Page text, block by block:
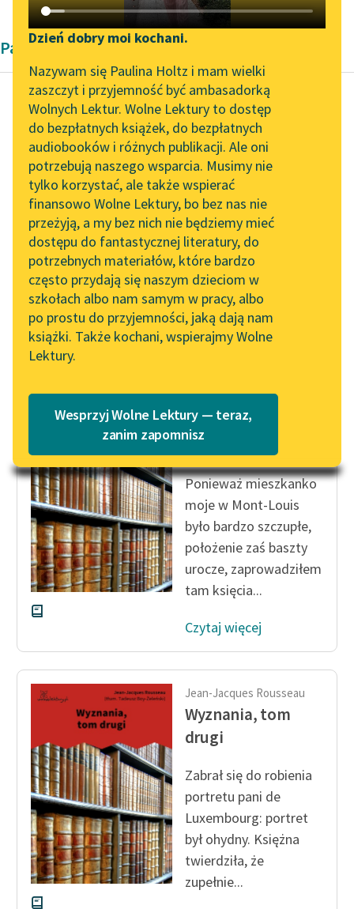
Katalog DAISY
Podkasty o książkach
Zgłoś brak utworu
Aktualności
Zapraszamy na spotkanie
online z tłumaczkami
literatury skandynawskiej
Spotkanie z Katarzyną
Tunkiel w Oslo
Wolne Lektury na 32.
Pol’and’Rock Festivalu
„Kochanek Lady
Chatterley” do słuchania
na Wolnych Lekturach
Nowy audiobook –
„Marzenie o Oriencie”
Lektury szkolne i klasyka
literatury do słuchania dla
uczennic i uczniów z
niepełnosprawnościami
E-kolekcja lektur
szkolnych i literatury do
słuchania dla uczennic i
uczniów z
Feministyczne inspiracje.
Popularyzacja
skandynawskiej literatury
feministycznej
Ręce pełne poezji
Kolekcje edukacyjne
twórców przechodzących
do domeny publicznej,
lektur szkolnych oraz
Starego Testamentu
Odkurzamy bohaterów
Narzędzia
Mapa Wolnych Lektur
Leśmianator
Przewodnik dla piszących i
czytających
API
OAI-PMH
Widget Wolnych Lektur
Przypisy
Katalog w formacie PDF
Dzień dobry moi kochani.
Nazywam się Paulina Holtz i mam wielki
zaszczyt i przyjemność być ambasadorką
Wolnych Lektur. Wolne Lektury to dostęp
do bezpłatnych książek, do bezpłatnych
audiobooków i różnych publikacji. Ale oni
potrzebują naszego wsparcia. Musimy nie
tylko korzystać, ale także wspierać
finansowo Wolne Lektury, bo bez nas nie
przeżyją, a my bez nich nie będziemy mieć
dostępu do fantastycznej literatury, do
potrzebnych materiałów, które bardzo
często przydają się naszym dzieciom w
szkołach albo nam samym w pracy, albo
po prostu do przyjemności, jaką dają nam
książki. Także kochani, wspierajmy Wolne
Lektury.
Wesprzyj Wolne Lektury — teraz,
zanim zapomnisz
Pamiętnik
Aleksander Fredro
Trzy po trzy
Ale jakie ma być
pochlebstwo, jak i
gdzie go użyć, w tym
sztuka, w tym...
Czytaj więcej
Jean-Jacques Rousseau
Wyznania, tom
drugi
Ponieważ mieszkanko
moje w Mont-Louis
było bardzo szczupłe,
położenie zaś baszty
urocze, zaprowadziłem
tam księcia...
Czytaj więcej
Jean-Jacques Rousseau
Wyznania, tom
drugi
Zabrał się do robienia
portretu pani de
Luxembourg: portret
był ohydny. Księżna
twierdziła, że
zupełnie...